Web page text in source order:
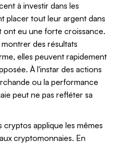
à investir dans les
placer tout leur argent dans
ont eu une forte croissance.
des résultats
elles peuvent rapidement
À l'instar des actions
ou la performance
peut ne pas refléter sa
cryptos applique les mêmes
cryptomonnaies. En